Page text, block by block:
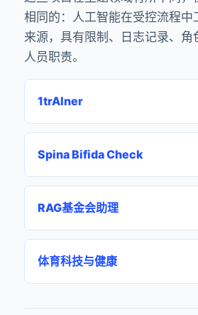
相同的：人工智能在受控流程中
来源，具有限制、日志记录、角
人员职责。
1trAIner
Spina Bifida Check
RAG基金会助理
体育科技与健康